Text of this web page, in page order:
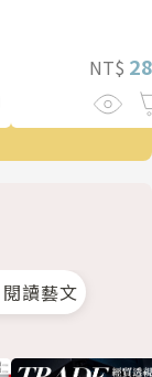
NT$
閱讀藝文